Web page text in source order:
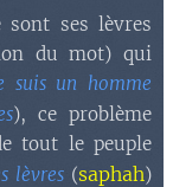
sont ses lèvres
du mot) qui
suis un homme
), ce problème
tout le peuple
lèvres (saphah)